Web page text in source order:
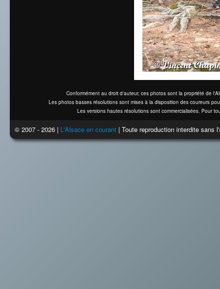
Conformément au droit d'auteur, ces photos sont la propriété de
Les photos basses résolutions sont mises à la disposition des coureurs
Les versions hautes résolutions sont commercialisées. Pour
© 2007 - 2026 | L'Alsace en courant | Toute reproduction interdite sans